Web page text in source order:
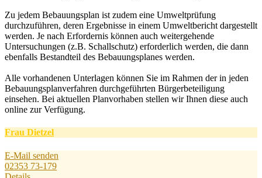
Zu jedem Bebauungsplan ist zudem eine Umweltprüfung
durchzuführen, deren Ergebnisse in einem Umweltbericht dargestellt
werden. Je nach Erfordernis können auch weitergehende
Untersuchungen (z.B. Schallschutz) erforderlich werden, die dann
ebenfalls Bestandteil des Bebauungsplanes werden.
Alle vorhandenen Unterlagen können Sie im Rahmen der in jeden
Bebauungsplanverfahren durchgeführten Bürgerbeteiligung
einsehen. Bei aktuellen Planvorhaben stellen wir Ihnen diese auch
online zur Verfügung.
Frau Dietzel
E-Mail senden
02353 73-179